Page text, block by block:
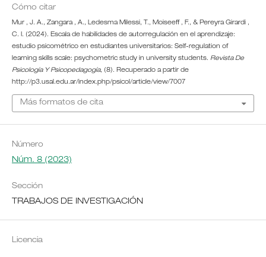
Cómo citar
Mur , J. A., Zangara , A., Ledesma Milessi, T., Moiseeff , F., & Pereyra Girardi ,
C. I. (2024). Escala de habilidades de autorregulación en el aprendizaje:
estudio psicométrico en estudiantes universitarios: Self-regulation of
learning skills scale: psychometric study in university students. Revista De
Psicología Y Psicopedagogía, (8). Recuperado a partir de
http://p3.usal.edu.ar/index.php/psicol/article/view/7007
Más formatos de cita
Número
Núm. 8 (2023)
Sección
TRABAJOS DE INVESTIGACIÓN
Licencia